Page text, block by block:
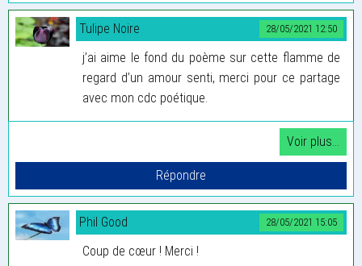
28/05/2021 12:50
Tulipe Noire
j’ai aime le fond du poème sur cette flamme de
regard d’un amour senti, merci pour ce partage
avec mon cdc poétique.
28/05/2021 15:05
Phil Good
Coup de cœur ! Merci !